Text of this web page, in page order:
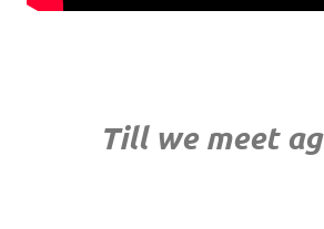
Till we meet